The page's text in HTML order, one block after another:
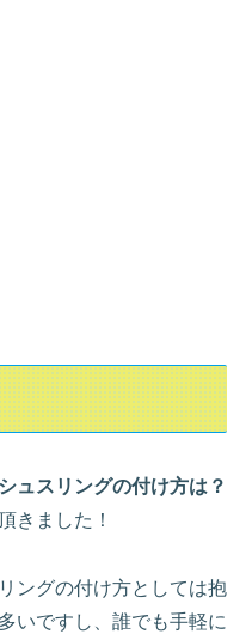
ュスリングの付け方は？
きました！
ングの付け方としては抱
いですし、誰でも手軽に